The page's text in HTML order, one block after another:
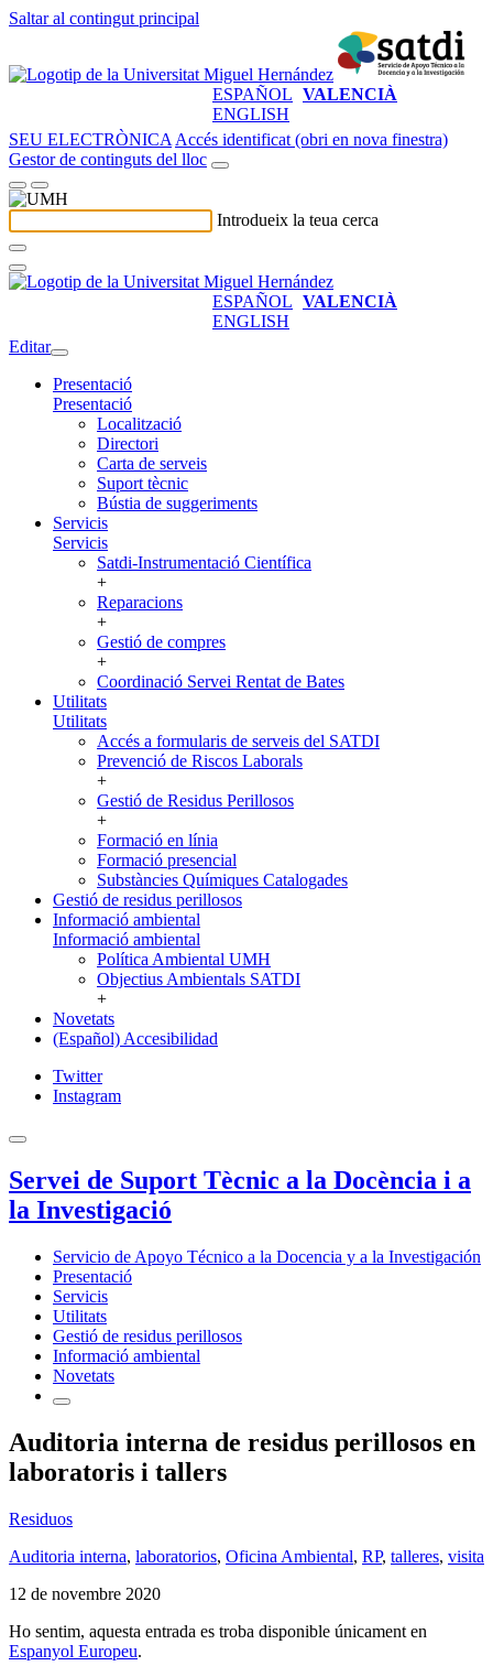
Saltar al contingut principal
ESPAÑOL VALENCIÀ
ENGLISH
SEU ELECTRÒNICA Accés identificat (obri en nova finestra)
Gestor de continguts del lloc
Introdueix la teua cerca
ESPAÑOL VALENCIÀ
ENGLISH
Editar
Presentació
Presentació
Localització
Directori
Carta de serveis
Suport tècnic
Bústia de suggeriments
Servicis
Servicis
Satdi-Instrumentació Científica
+
Reparacions
+
Gestió de compres
+
Coordinació Servei Rentat de Bates
Utilitats
Utilitats
Accés a formularis de serveis del SATDI
Prevenció de Riscos Laborals
+
Gestió de Residus Perillosos
+
Formació en línia
Formació presencial
Substàncies Químiques Catalogades
Gestió de residus perillosos
Informació ambiental
Informació ambiental
Política Ambiental UMH
Objectius Ambientals SATDI
+
Novetats
(Español) Accesibilidad
Twitter
Instagram
Servei de Suport Tècnic a la Docència i a
la Investigació
Servicio de Apoyo Técnico a la Docencia y a la Investigación
Presentació
Servicis
Utilitats
Gestió de residus perillosos
Informació ambiental
Novetats
Auditoria interna de residus perillosos en
laboratoris i tallers
Residuos
Auditoria interna, laboratorios, Oficina Ambiental, RP, talleres, visita
12 de novembre 2020
Ho sentim, aquesta entrada es troba disponible únicament en
Espanyol Europeu.